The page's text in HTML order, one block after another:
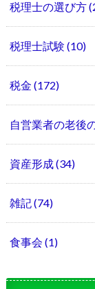
税理士の選び方
税理士試験 (10)
税金 (172)
自営業者の老後
資産形成(34)
雑記(74)
食事会 (1)